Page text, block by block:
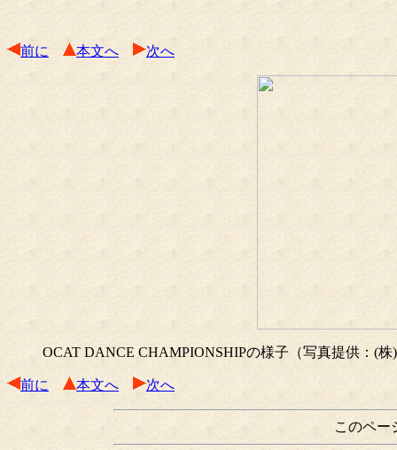
前に 本文へ 次へ
OCAT DANCE CHAMPIONSHIPの様子（写真提供：(
前に 本文へ 次へ
このペー